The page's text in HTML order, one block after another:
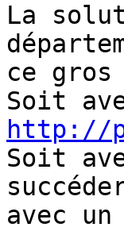
La
ce
http://
Soit
avec